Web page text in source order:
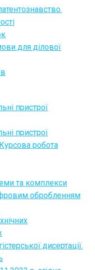
для ділової
пристрої
пристрої
робота
та комплекси
обробленням
дисертації.